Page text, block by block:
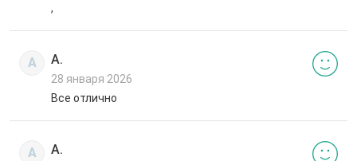
,
А А.
28 января 2026
Все отлично
А А.